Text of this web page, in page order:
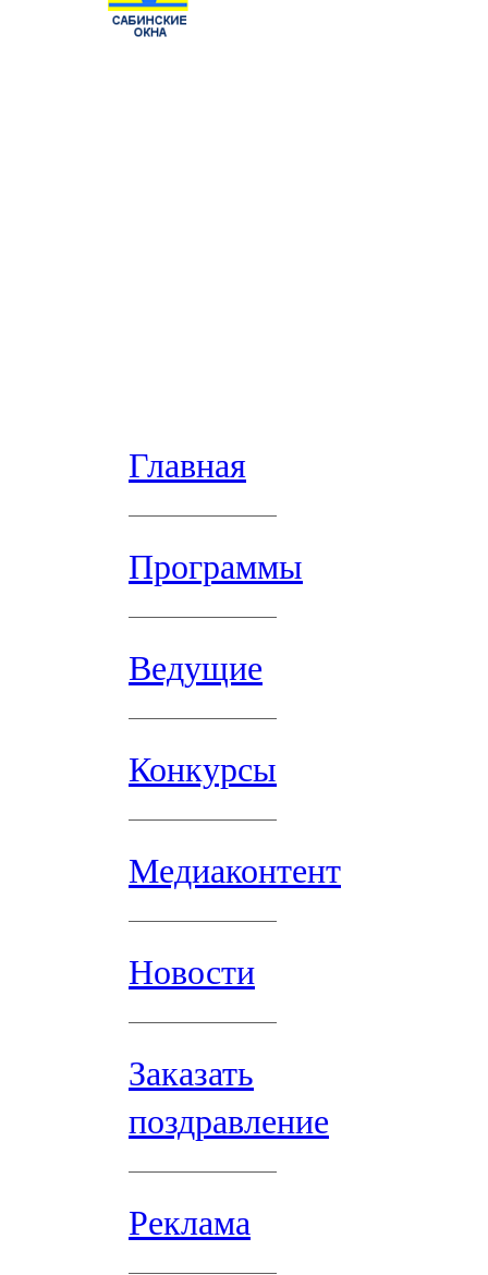
Главная
Программы
Ведущие
Конкурсы
Медиаконтент
Новости
Заказать
поздравление
Реклама